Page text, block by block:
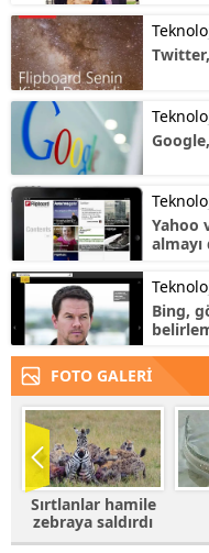
Yahoo
Bing,
FOTO GALERİ
En ilginç
hayvanlar